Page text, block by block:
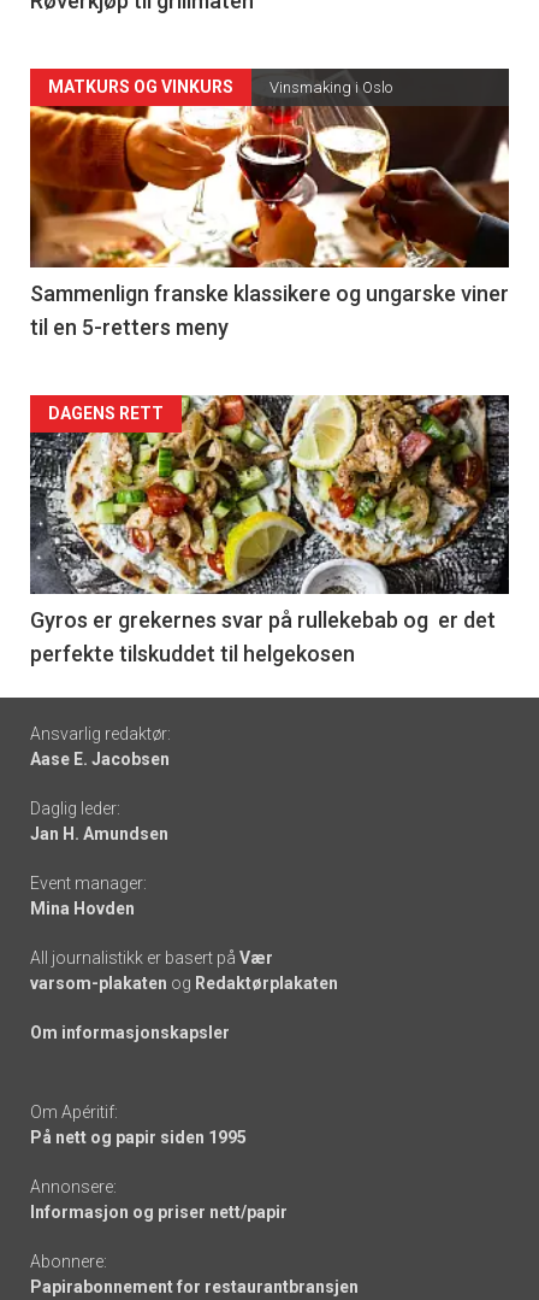
Forsiden
akkurat
nå
-
5
MATKURS OG VINKURS Vinsmaking i Oslo
Sammenlign franske klassikere og ungarske viner
til en 5-retters meny
Forsiden
akkurat
nå
-
6
DAGENS RETT
Gyros er grekernes svar på rullekebab og er det
perfekte tilskuddet til helgekosen
Footer
-
links
Ansvarlig redaktør:
Aase E. Jacobsen
Daglig leder:
Jan H. Amundsen
Event manager:
Mina Hovden
All journalistikk er basert på Vær
varsom-plakaten og Redaktørplakaten
Om informasjonskapsler
Om Apéritif:
På nett og papir siden 1995
Annonsere:
Informasjon og priser nett/papir
Abonnere:
Papirabonnement for restaurantbransjen